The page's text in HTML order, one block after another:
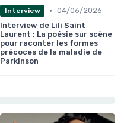
Interview • 04/06/2026
Interview de Lili Saint
Laurent : La poésie sur scène
pour raconter les formes
précoces de la maladie de
Parkinson